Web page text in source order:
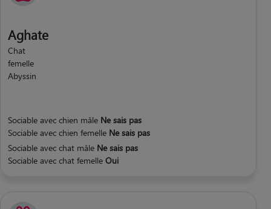
Aghate
Chat
femelle
Abyssin
Sociable avec chien mâle Ne sais pas
Sociable avec chien femelle Ne sais pas
Sociable avec chat mâle Ne sais pas
Sociable avec chat femelle Oui